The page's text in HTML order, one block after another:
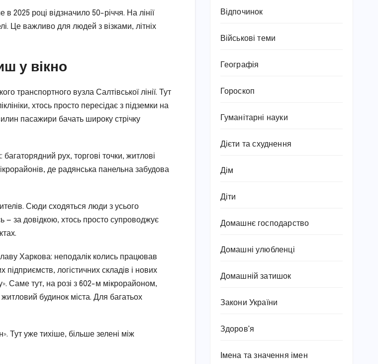
році відзначило 50-річчя. На лінії
Це важливо для людей з візками, літніх
у вікно
транспортного вузла Салтівської лінії. Тут
хтось просто пересідає з підземки на
пасажири бачать широку стрічку
рух, торгові точки, житлові
де радянська панельна забудова
Сюди сходяться люди з усього
— за довідкою, хтось просто супроводжує
Харкова: неподалік колись працював
логістичних складів і нових
Саме тут, на розі з 602-м мікрорайоном,
будинок міста. Для багатьох
Тут уже тихіше, більше зелені між
Відпочинок
Військові теми
Географія
Гороскоп
Гуманітарні науки
Дієти та схуднення
Дім
Діти
Домашнє господарство
Домашні улюбленці
Домашній затишок
Закони України
Здоров'я
Імена та значення імен